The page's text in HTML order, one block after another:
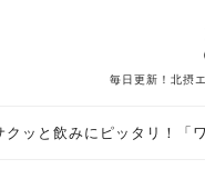
毎日更新！北摂
クッと飲みにピッタリ！